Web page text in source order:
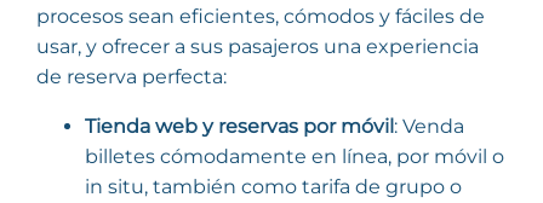
procesos sean eficientes, cómodos y fáciles de
usar, y ofrecer a sus pasajeros una experiencia
de reserva perfecta:
Tienda web y reservas por móvil : Venda
billetes cómodamente en línea, por móvil o
in situ, también como tarifa de grupo o